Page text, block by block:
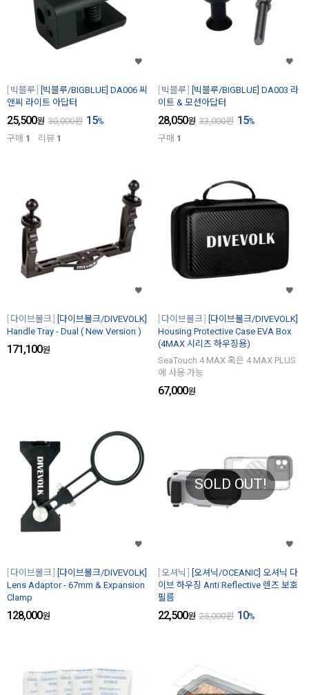
빅블루
[빅블루/BIGBLUE] DA006 씨
앤씨 라이트 아답터
25,500원 30,000원 15%
구매 1 리뷰 1
빅블루
[빅블루/BIGBLUE] DA003 라
이트 & 모션아답터
28,050원 33,000원 15%
구매 1
다이브볼크
[다이브볼크/DIVEVOLK]
Handle Tray - Dual ( New Version )
171,100원
다이브볼크
[다이브볼크/DIVEVOLK]
Housing Protective Case EVA Box
(4MAX 시리즈 하우징용)
SeaTouch 4 MAX 혹은 4 MAX PLUS
에 사용 가능
67,000원
다이브볼크
[다이브볼크/DIVEVOLK]
Lens Adaptor - 67mm & Expansion
Clamp
128,000원
SOLD OUT!
오셔닉
[오셔닉/OCEANIC] 오셔닉 다
이브 하우징 Anti Reflective 렌즈 보호
필름
22,500원 25,000원 10%